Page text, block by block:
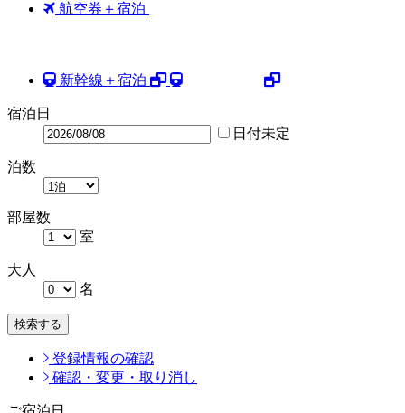
航空券＋宿泊
新幹線＋宿泊
宿泊日
日付未定
泊数
部屋数
室
大人
名
検索する
登録情報の確認
確認・変更・取り消し